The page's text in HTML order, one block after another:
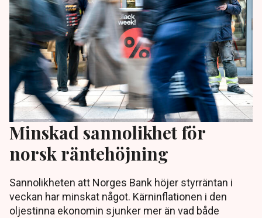
Minskad sannolikhet för
norsk räntehöjning
Sannolikheten att Norges Bank höjer styrräntan i
veckan har minskat något. Kärninflationen i den
oljestinna ekonomin sjunker mer än vad både